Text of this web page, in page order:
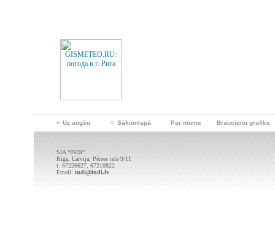
Uz augšu Sākumlapā Par mums Braucienu grafiks
SIA “INDI”
Rīga, Latvija, Pērses iela 9/11
t. 67226627, 67210822
Email: indi@indi.lv